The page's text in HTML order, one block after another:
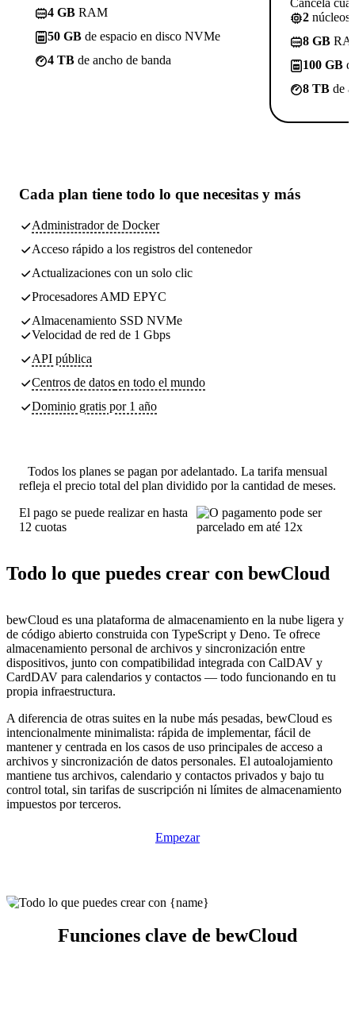
4 GB RAM
50 GB de espacio en disco NVMe
4 TB de ancho de banda
Cancela
2 núcleos
8 GB
100 GB
8 TB de
Cada plan tiene todo lo que necesitas y más
Administrador de Docker
Acceso rápido a los registros del contenedor
Actualizaciones con un solo clic
Procesadores AMD EPYC
Almacenamiento SSD NVMe
Velocidad de red de 1 Gbps
API pública
Centros de datos en todo el mundo
Dominio gratis por 1 año
Todos los planes se pagan por adelantado. La tarifa mensual
refleja el precio total del plan dividido por la cantidad de meses.
El pago se puede realizar en hasta
12 cuotas
Todo lo que puedes crear con bewCloud
bewCloud es una plataforma de almacenamiento en la nube ligera y
de código abierto construida con TypeScript y Deno. Te ofrece
almacenamiento personal de archivos y sincronización entre
dispositivos, junto con compatibilidad integrada con CalDAV y
CardDAV para calendarios y contactos — todo funcionando en tu
propia infraestructura.
A diferencia de otras suites en la nube más pesadas, bewCloud es
intencionalmente minimalista: rápida de implementar, fácil de
mantener y centrada en los casos de uso principales de acceso a
archivos y sincronización de datos personales. El autoalojamiento
mantiene tus archivos, calendario y contactos privados y bajo tu
control total, sin tarifas de suscripción ni límites de almacenamiento
impuestos por terceros.
Empezar
Funciones clave de bewCloud